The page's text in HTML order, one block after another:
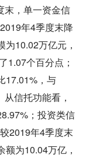
末，单一资金信
年4季度末降
10.02万亿元，
1.07个百分点；
17.01%，与
信托功能看，
；投资类信
2019年4季度末
为10.04万亿，